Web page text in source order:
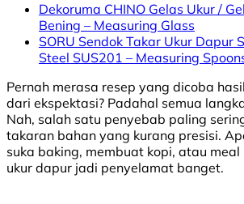
Dekoruma CHINO Gelas Ukur /
Bening – Measuring Glass
SORU Sendok Takar Ukur Dapur
Steel SUS201 – Measuring
Pernah merasa resep yang dicoba
dari ekspektasi? Padahal semua
Nah, salah satu penyebab paling
takaran bahan yang kurang presisi.
suka baking, membuat kopi, atau
ukur dapur jadi penyelamat banget.